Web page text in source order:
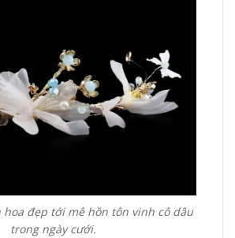
đẹp tới mê hồn tôn vinh cô dâu
trong ngày cưới.